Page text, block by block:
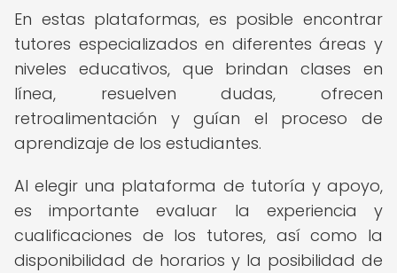
En estas plataformas, es posible encontrar
tutores especializados en diferentes áreas y
niveles educativos, que brindan clases en
línea, resuelven dudas, ofrecen
retroalimentación y guían el proceso de
aprendizaje de los estudiantes.
Al elegir una plataforma de tutoría y apoyo,
es importante evaluar la experiencia y
cualificaciones de los tutores, así como la
disponibilidad de horarios y la posibilidad de